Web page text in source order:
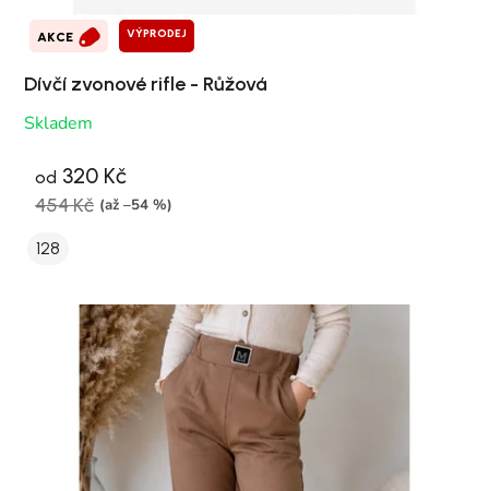
AKCE VÝPRODEJ
Dívčí zvonové rifle - Růžová
Skladem
od 320 Kč
454 Kč (až –54 %)
128